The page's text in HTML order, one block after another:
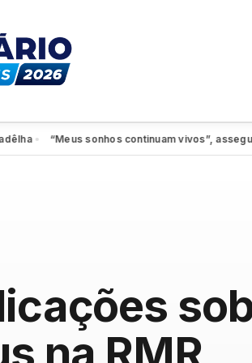
● “Meus sonhos continuam vivos”, assegura